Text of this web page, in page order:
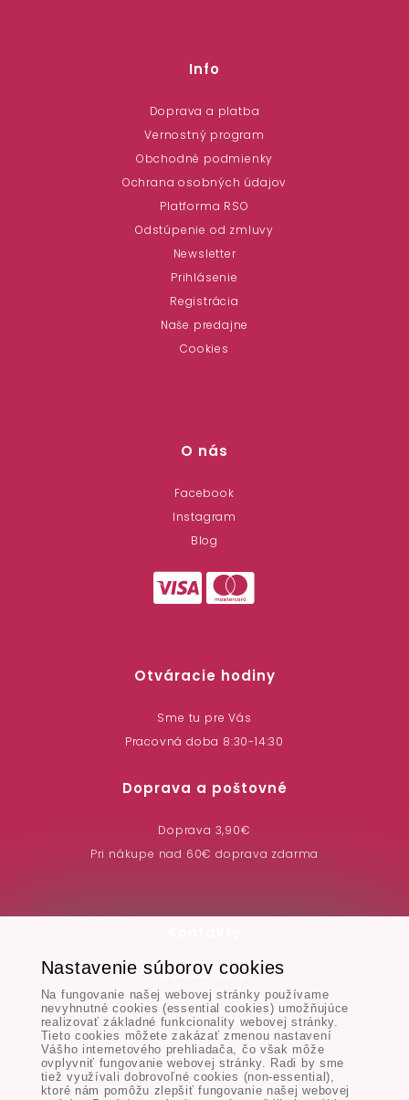
Info
Doprava a platba
Vernostný program
Obchodné podmienky
Ochrana osobných údajov
Platforma RSO
Odstúpenie od zmluvy
Newsletter
Prihlásenie
Registrácia
Naše predajne
Cookies
O nás
Facebook
Instagram
Blog
Otváracie hodiny
Sme tu pre Vás
Pracovná doba 8:30-14:30
Doprava a poštovné
Doprava 3,90€
Pri nákupe nad 60€ doprava zdarma
MONAD, s.r.o.
Hodská 345/3,
924 01 Galanta
Tel. & Email:
Nastavenie súborov cookies
Na fungovanie našej webovej stránky používame
nevyhnutné cookies (essential cookies) umožňujúce
realizovať základné funkcionality webovej stránky.
Tieto cookies môžete zakázať zmenou nastavení
Vášho internetového prehliadača, čo však môže
ovplyvniť fungovanie webovej stránky. Radi by sme
tiež využívali dobrovoľné cookies (non-essential),
ktoré nám pomôžu zlepšiť fungovanie našej webovej